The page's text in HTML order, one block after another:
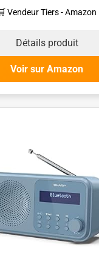
Vendeur Tiers - Amazon
Détails produit
Voir sur Amazon